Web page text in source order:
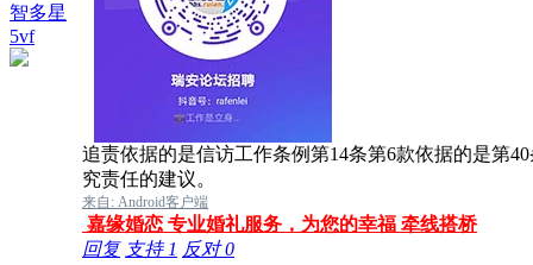
智多星
5vf
追责依据的是信访工作条例第14条第6款依据的是第
究责任的建议。
来自: Android客户端
嘉缘婚恋 专业婚礼服务，为您的幸福 牵线搭桥
回复 支持 1 反对0